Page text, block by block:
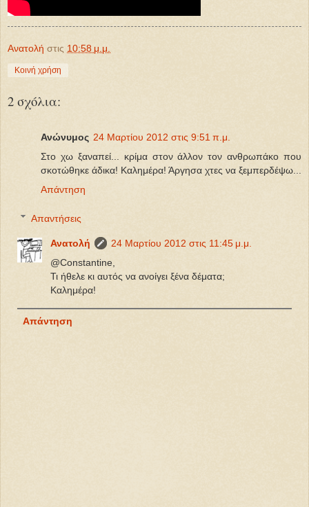
Ανατολή στις 10:58 μ.μ.
Κοινή χρήση
2 σχόλια:
Ανώνυμος 24 Μαρτίου 2012 στις 9:51 π.μ.
Στο χω ξαναπεί... κρίμα στον άλλον τον ανθρωπάκο που
σκοτώθηκε άδικα! Καλημέρα! Άργησα χτες να ξεμπερδέψω...
Απάντηση
Απαντήσεις
Ανατολή
24 Μαρτίου 2012 στις 11:45 μ.μ.
@Constantine,
Τι ήθελε κι αυτός να ανοίγει ξένα δέματα;
Καλημέρα!
Απάντηση